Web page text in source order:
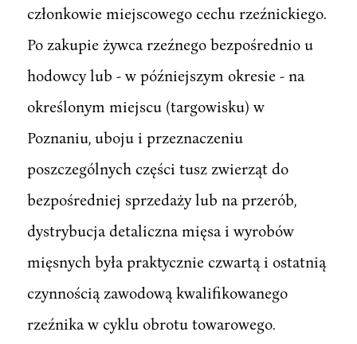
członkowie miejscowego cechu rzeźnickiego.
Po zakupie żywca rzeźnego bezpośrednio u
hodowcy lub - w późniejszym okresie - na
określonym miejscu (targowisku) w
Poznaniu, uboju i przeznaczeniu
poszczególnych części tusz zwierząt do
bezpośredniej sprzedaży lub na przerób,
dystrybucja detaliczna mięsa i wyrobów
mięsnych była praktycznie czwartą i ostatnią
czynnością zawodową kwalifikowanego
rzeźnika w cyklu obrotu towarowego.